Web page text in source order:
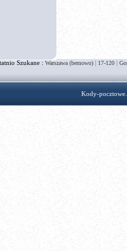
Szukane :Warszawa (bemowo) | 17-120 |
Kody-